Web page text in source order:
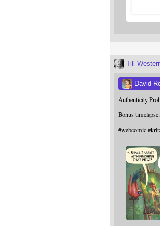
Till
David
Authenticity
Bonus timelapse:
#webcomic #